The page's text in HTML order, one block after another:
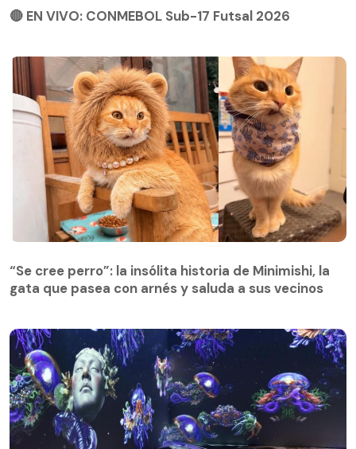
🔴 EN VIVO: CONMEBOL Sub-17 Futsal 2026
“Se cree perro”: la insólita historia de Minimishi, la
gata que pasea con arnés y saluda a sus vecinos